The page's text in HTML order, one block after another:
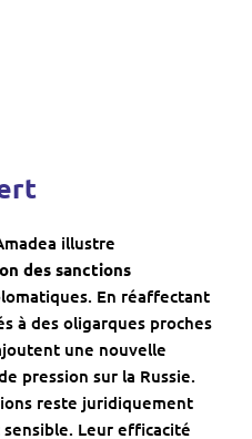
illustre
des sanctions
En réaffectant
à des oligarques proches
une nouvelle
pression sur la Russie.
reste juridiquement
Leur efficacité